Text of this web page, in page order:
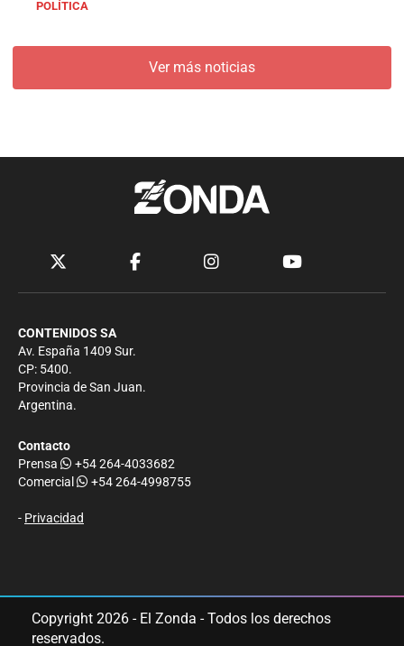
POLÍTICA
Ver más noticias
CONTENIDOS SA
Av. España 1409 Sur.
CP: 5400.
Provincia de San Juan.
Argentina.
Contacto
Prensa
+54 264-4033682
Comercial
+54 264-4998755
- Privacidad
Copyright 2026 - El Zonda - Todos los derechos
reservados.